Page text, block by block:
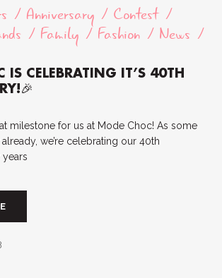
Anniversary
Contest
Family Fashion News
IS CELEBRATING IT’S 40TH
milestone for us at Mode Choc! As some
we’re celebrating our 40th
years